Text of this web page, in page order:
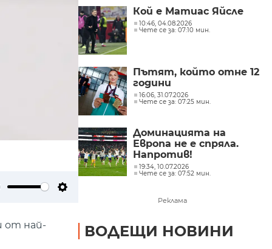
от най-
Кой е Матиас Яйсле
10:46, 04.08.2026
Чете се за: 07:10 мин.
Пътят, който отне 12
години
16:06, 31.07.2026
Чете се за: 07:25 мин.
Доминацията на
Европа не е спряла.
Напротив!
19:34, 10.07.2026
Чете се за: 07:52 мин.
Реклама
ВОДЕЩИ НОВИНИ